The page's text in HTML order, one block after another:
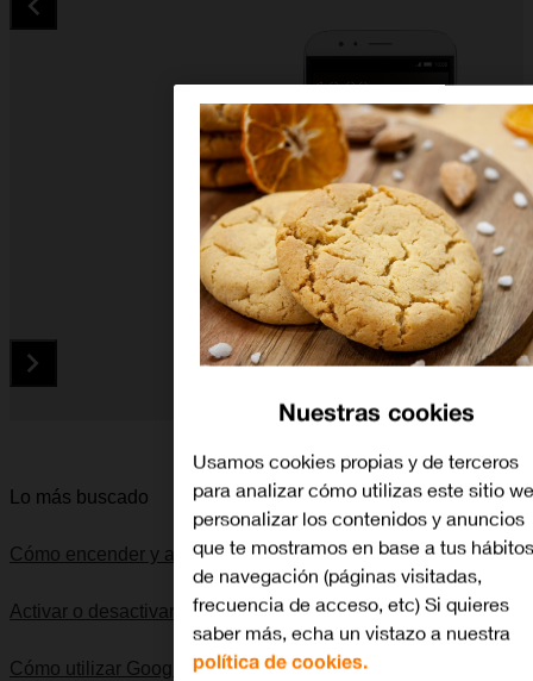
Diapositiva 1 de 5. Huawei GX8 - White - imagen 1
Lo más buscado
Cómo encender y apagar el móvil
Activar o desactivar el uso del código PIN
Cómo utilizar Google Maps
Nuestras cookies
Usamos cookies propias y de terceros
para analizar cómo utilizas este sitio
personalizar los contenidos y anuncios
que te mostramos en base a tus hábitos
de navegación (páginas visitadas,
frecuencia de acceso, etc) Si quieres
saber más, echa un vistazo a nuestra
política de cookies.